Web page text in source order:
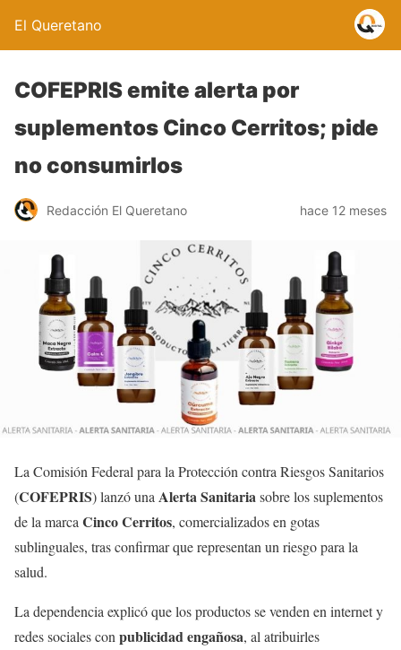
El Queretano
COFEPRIS emite alerta por
suplementos Cinco Cerritos; pide
no consumirlos
Redacción El Queretano hace 12 meses
La Comisión Federal para la Protección contra Riesgos Sanitarios
(COFEPRIS) lanzó unaAlerta Sanitariasobre los suplementos
de la marcaCinco Cerritos, comercializados en gotas
sublinguales, tras confirmar que representan un riesgo para la
salud.
La dependencia explicó que los productos se venden en internet y
redes sociales conpublicidad engañosa, al atribuirles